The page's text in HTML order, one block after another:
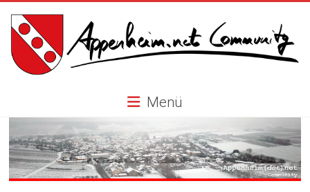
content
Appenheim.net
Community
Menü